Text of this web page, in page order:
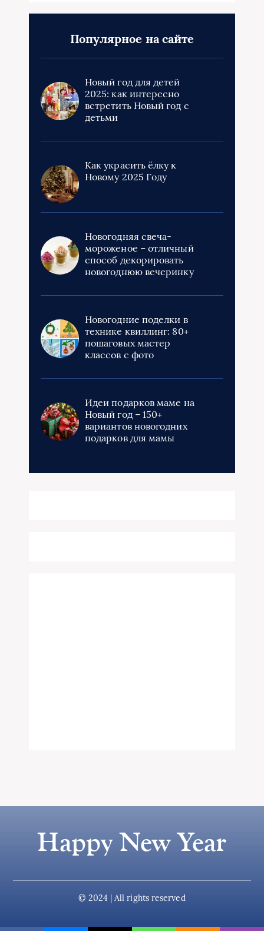
Популярное на сайте
Новый год для детей
2025: как интересно
встретить Новый год с
детьми
Как украсить ёлку к
Новому 2025 Году
Новогодняя свеча-
мороженое – отличный
способ декорировать
новогоднюю вечеринку
Новогодние поделки в
технике квиллинг: 80+
пошаговых мастер
классов с фото
Идеи подарков маме на
Новый год – 150+
вариантов новогодних
подарков для мамы
Happy New Year
© 2024 | All rights reserved